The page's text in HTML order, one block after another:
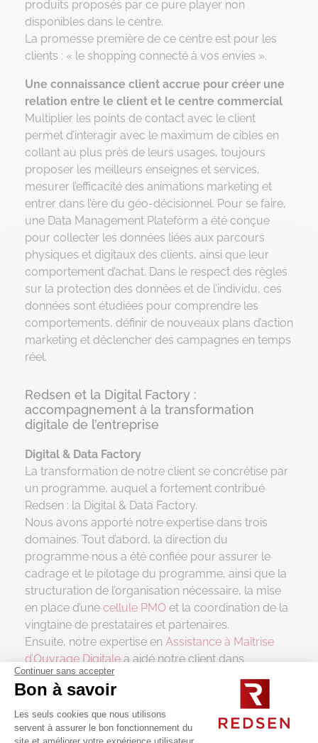
produits proposés par ce pure player non
disponibles dans le centre.
La promesse première de ce centre est pour les
clients : « le shopping connecté à vos envies ».
Une connaissance client accrue pour créer une
relation entre le client et le centre commercial
Multiplier les points de contact avec le client
permet d’interagir avec le maximum de cibles en
collant au plus près de leurs usages, toujours
proposer les meilleurs enseignes et services,
mesurer l’efficacité des animations marketing et
entrer dans l’ère du géo-décisionnel. Pour se faire,
une Data Management Plateform a été conçue
pour collecter les données liées aux parcours
physiques et digitaux des clients, ainsi que leur
comportement d’achat. Dans le respect des règles
sur la protection des données et de l’individu, ces
données sont étudiées pour comprendre les
comportements, définir de nouveaux plans d’action
marketing et déclencher des campagnes en temps
réel.
Redsen et la Digital Factory :
accompagnement à la transformation
digitale de l’entreprise
Digital & Data Factory
La transformation de notre client se concrétise par
un programme, auquel a fortement contribué
Redsen : la Digital & Data Factory.
Nous avons apporté notre expertise dans trois
domaines. Tout d’abord, la direction du
programme nous a été confiée pour assurer le
cadrage et le pilotage du programme, ainsi que la
structuration de l’organisation nécessaire, la mise
en place d’une cellule PMO et la coordination de la
vingtaine de prestataires et partenaires.
Ensuite, notre expertise en Assistance à Maîtrise
d’Ouvrage Digitalea aidé notre client dans
l’imagination et la conception des éléments
numériques du projet.
Enfin, la structuration de l’activité d’analyse de la
connaissance client, en étroite relation avec les
Continuer sans accepter
Bon à savoir
Les seuls cookies que nous utilisons
servent à assurer le bon fonctionnement du